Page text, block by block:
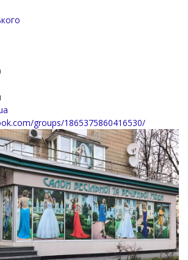
groups/1865375860416530/